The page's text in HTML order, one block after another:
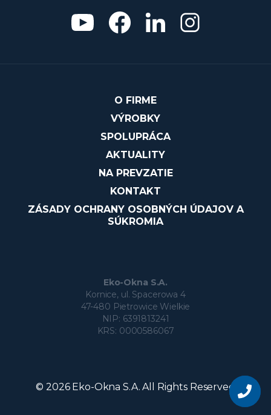
O FIRME
VÝROBKY
SPOLUPRÁCA
AKTUALITY
NA PREVZATIE
KONTAKT
ZÁSADY OCHRANY OSOBNÝCH ÚDAJOV A
SÚKROMIA
Eko-Okna S.A.
Kornice, ul. Spacerowa 4
47-480 Pietrowice Wielkie
NIP: 6391813241
KRS: 0000586067
© 2026 Eko-Okna S.A. All Rights Reserved
Chcete sa
stať
naším